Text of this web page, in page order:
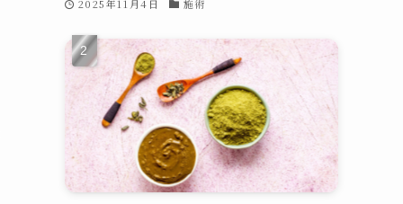
2025年11月4日 施術